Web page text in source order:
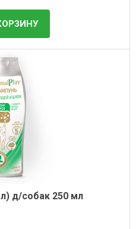
д/собак 250 мл